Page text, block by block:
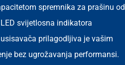
spremnika za prašinu od
svijetlosna indikatora
prilagodljiva je vašim
bez ugrožavanja performansi.